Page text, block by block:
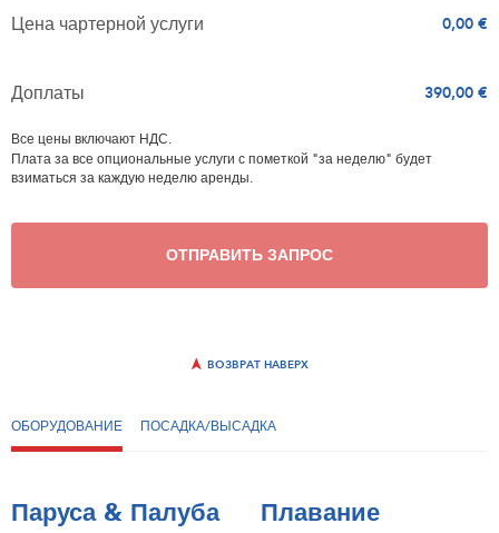
Цена чартерной услуги 0,00 €
Доплаты 390,00 €
Все цены включают НДС.
Плата за все опциональные услуги с пометкой "за неделю" будет
взиматься за каждую неделю аренды.
ОТПРАВИТЬ ЗАПРОС
ВОЗВРАТ НАВЕРХ
ОБОРУДОВАНИЕ ПОСАДКА/ВЫСАДКА
Паруса & Палуба Плавание